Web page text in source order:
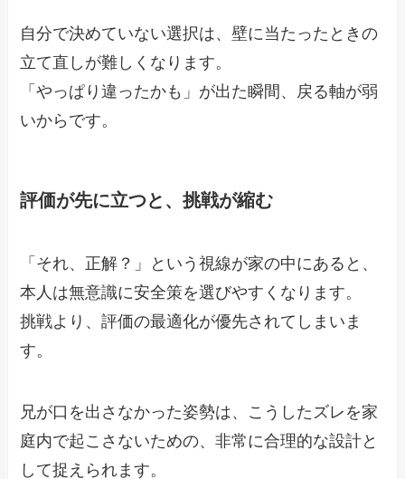
自分で決めていない選択は、壁に当たったときの
立て直しが難しくなります。
「やっぱり違ったかも」が出た瞬間、戻る軸が弱
いからです。
評価が先に立つと、挑戦が縮む
「それ、正解？」という視線が家の中にあると、
本人は無意識に安全策を選びやすくなります。
挑戦より、評価の最適化が優先されてしまいま
す。
兄が口を出さなかった姿勢は、こうしたズレを家
庭内で起こさないための、非常に合理的な設計と
して捉えられます。